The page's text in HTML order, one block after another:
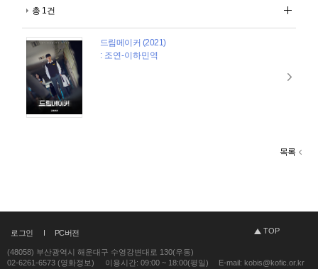
총 1건
드림메이커 (2021)
: 조연-이하민역
목록
로그인 PC버전 TOP
(48058) 부산광역시 해운대구 수영강변대로 130(우동)
02-6261-6573 (영화정보)
이용시간: 09:00 ~ 18:00(평일) E-mail: kobis@kofic.or.kr